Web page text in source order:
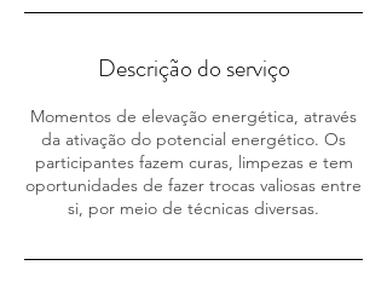
Descrição do serviço
Momentos de elevação energética, através
da ativação do potencial energético. Os
participantes fazem curas, limpezas e tem
oportunidades de fazer trocas valiosas entre
si, por meio de técnicas diversas.